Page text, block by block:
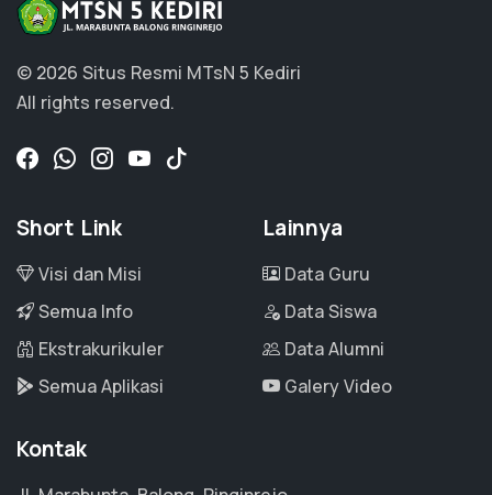
© 2026 Situs Resmi MTsN 5 Kediri
All rights reserved.
Short Link
Visi dan Misi
Semua Info
Ekstrakurikuler
Semua Aplikasi
Lainnya
Data Guru
Data Siswa
Data Alumni
Galery Video
Kontak